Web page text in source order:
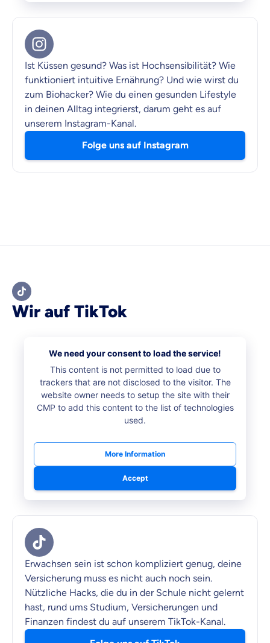
Ist Küssen gesund? Was ist Hochsensibilität? Wie
funktioniert intuitive Ernährung? Und wie wirst du
zum Biohacker? Wie du einen gesunden Lifestyle
in deinen Alltag integrierst, darum geht es auf
unserem Instagram-Kanal.
Folge uns auf Instagram
Wir auf TikTok
We need your consent to load the service!
This content is not permitted to load due to
trackers that are not disclosed to the visitor. The
website owner needs to setup the site with their
CMP to add this content to the list of technologies
used.
More Information
Accept
Erwachsen sein ist schon kompliziert genug, deine
Versicherung muss es nicht auch noch sein.
Nützliche Hacks, die du in der Schule nicht gelernt
hast, rund ums Studium, Versicherungen und
Finanzen findest du auf unserem TikTok-Kanal.